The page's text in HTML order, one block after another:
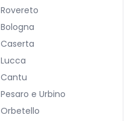
Rovereto
Bologna
Caserta
Lucca
Cantu
Pesaro e Urbino
Orbetello